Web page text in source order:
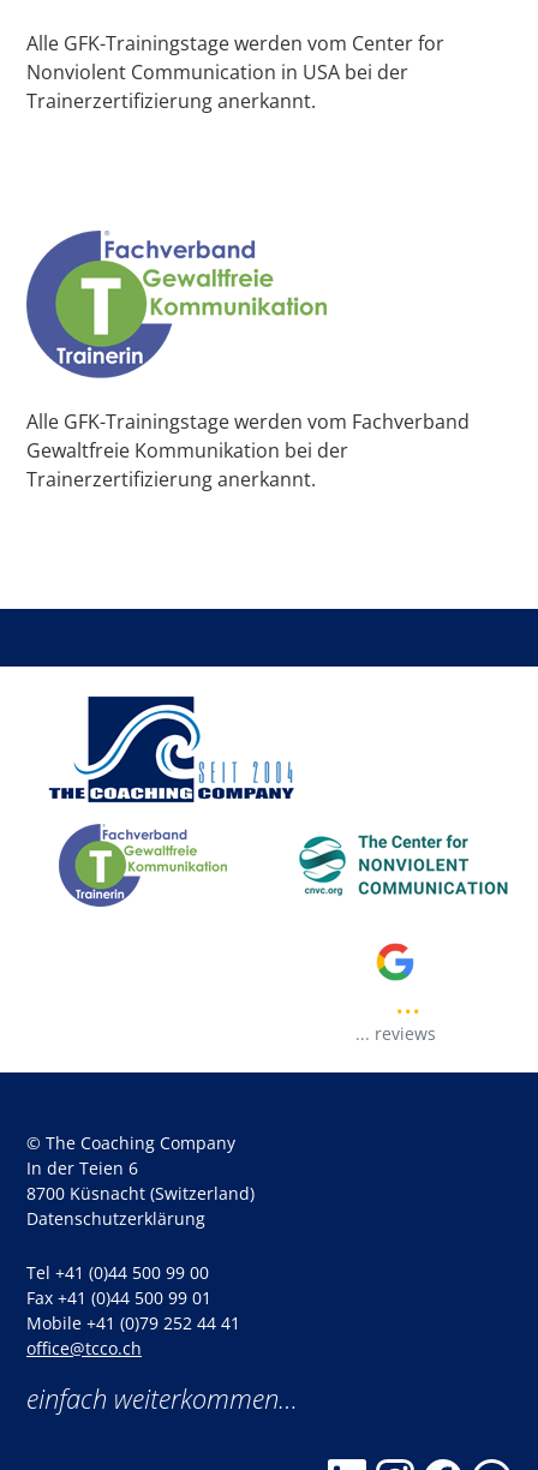
Alle GFK-Trainingstage werden vom Center for
Nonviolent Communication in USA bei der
Trainerzertifizierung anerkannt.
Alle GFK-Trainingstage werden vom Fachverband
Gewaltfreie Kommunikation bei der
Trainerzertifizierung anerkannt.
...
... reviews
© The Coaching Company
In der Teien 6
8700 Küsnacht (Switzerland)
Datenschutzerklärung
Tel +41 (0)44 500 99 00
Fax +41 (0)44 500 99 01
Mobile +41 (0)79 252 44 41
office@tcco.ch